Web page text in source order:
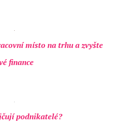
místo na trhu a zvyšte
finance
podnikatelé?